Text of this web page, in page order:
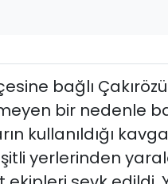
bağlı
bir nedenle
kullanıldığı
yerlerinden